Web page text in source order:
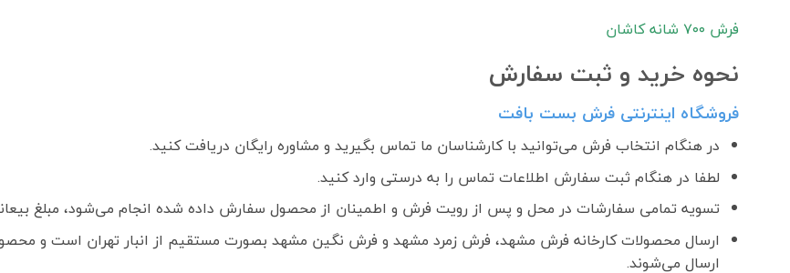
فرش ٧٠٠ شانه کاشان
نحوه خرید و ثبت سفارش
فروشگاه اینترنتی فرش بست بافت
در هنگام انتخاب فرش می‌توانید با کارشناسان ما تماس بگیرید و مشاوره رایگان دریافت کنید.
لطفا در هنگام ثبت سفارش اطلاعات تماس را به درستی وارد کنید.
تسویه تمامی سفارشات در محل و پس از رویت فرش و اطمینان از محصول سفارش داده شده انجام می‌شود، مبلغ بیعانه بابت هر
ارسال محصولات کارخانه فرش مشهد، فرش زمرد مشهد و فرش نگین مشهد بصورت مستقیم از انبار تهران است و
ارسال می‌شوند.